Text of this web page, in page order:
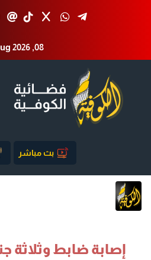
2026 ,08
بث مباشر
إصابة ضابط وثلاثة